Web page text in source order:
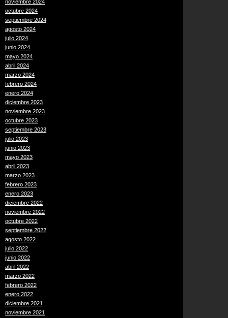
noviembre 2024
octubre 2024
septiembre 2024
agosto 2024
julio 2024
junio 2024
mayo 2024
abril 2024
marzo 2024
febrero 2024
enero 2024
diciembre 2023
noviembre 2023
octubre 2023
septiembre 2023
julio 2023
junio 2023
mayo 2023
abril 2023
marzo 2023
febrero 2023
enero 2023
diciembre 2022
noviembre 2022
octubre 2022
septiembre 2022
agosto 2022
julio 2022
junio 2022
abril 2022
marzo 2022
febrero 2022
enero 2022
diciembre 2021
noviembre 2021